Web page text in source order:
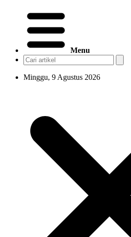
Menu
Minggu, 9 Agustus 2026